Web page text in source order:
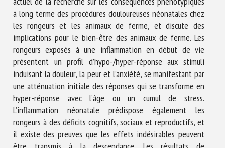
à long terme des procédures douloureuses néonatales chez
les rongeurs et les animaux de ferme, et discute des
implications pour le bien-être des animaux de ferme. Les
rongeurs exposés à une inflammation en début de vie
présentent un profil d’hypo-/hyper-réponse aux stimuli
induisant la douleur, la peur et l’anxiété, se manifestant par
une atténuation initiale des réponses qui se transforme en
hyper-réponse avec l’âge ou un cumul de stress.
L’inflammation néonatale prédispose également les
rongeurs à des déficits cognitifs, sociaux et reproductifs, et
il existe des preuves que les effets indésirables peuvent